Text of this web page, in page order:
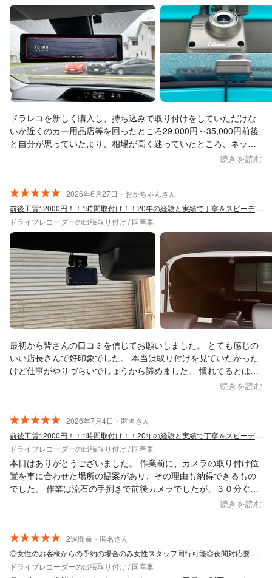
ドラレコを新しく購入し、持ち込みで取り付けをしていただけな
いか近くのカー用品店等を回ったところ29,000円～35,000円前後
と自分が思っていたより、相場が高く迷っていたところ、ネット
でくらしのマーケットでも取り付けを行っていると拝見しまし
ました。 ドラレコの配線等が見えるのが嫌だったので、その点も
踏まえ綺麗に作業をしてくださったため、コスパを考えたらとて
も大満足です。 また、取り外していただいたドラレコやレーダー
を別の車で再利用する予定だったので、取り外し後も綺麗にまと
めていただき、とても良い印象でした！ 今回、元々フロントのみ
ドラレコがついており、そちらの取り外し、およびついでにレー
ダーの取り外しもお願いしました。 それに加え新しくデジタルミ
ラー型ドラレコ(はめ込み式)前後の取り付けをお願いさせていただ
きトータル17,000円でした。今回、アプリ限定のクーポン2,000円
分を利用させていただいたため、トータル15,000円でした。 作業
の技術面やコスパを考えたら、また利用したいと思いました。 周
たら、是非おすすめしたいと思います！ ありがとうございまし
た！
続きを読む
2026年6月27日・おかちゃんさん
前後工賃12000円！！1時間取付け！！20年の経験と実績で丁寧＆スピーディー
ドライブレコーダーの出張取り付け / 国産車
最初から皆さんの口コミを信じてお願いしました。 とても感じの
いい店長さんで好印象でした。 本当は取り付けを見ていたかった
けど仕事がやりづらいでしょうから諦めました。 慣れてるとは言
え1時間掛からない位で終了！ 自分だったら3時間は掛かるかな？
高！
続きを読む
2026年7月4日・匿名さん
前後工賃12000円！！1時間取付け！！20年の経験と実績で丁寧＆スピーディー
ドライブレコーダーの出張取り付け / 国産車
本日はありがとうございました。 作業前に、カメラの取り付け位
置を車に合わせた場所の提案があり、その理由も納得できるもの
でした。 作業は流石の手捌きで前後カメラでしたが、３０分ぐら
いで取付完了でした。 使用方法を詳しく教えていただきました。
続きを読む
2週間前・匿名さん
◎女性のお客様からの予約の場合のみ女性スタッフ同行可能◎夜間対応要相談
ドライブレコーダーの出張取り付け / 国産車